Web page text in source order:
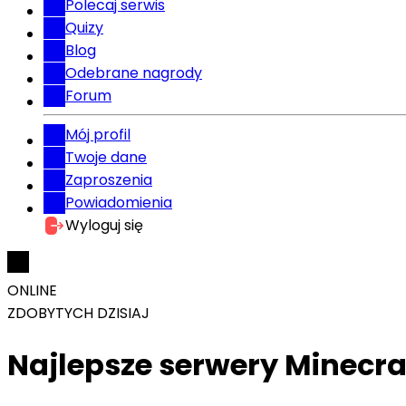
Polecaj serwis
Quizy
Blog
Odebrane nagrody
Forum
Mój profil
Twoje dane
Zaproszenia
Powiadomienia
Wyloguj się
ONLINE
ZDOBYTYCH DZISIAJ
Najlepsze serwery